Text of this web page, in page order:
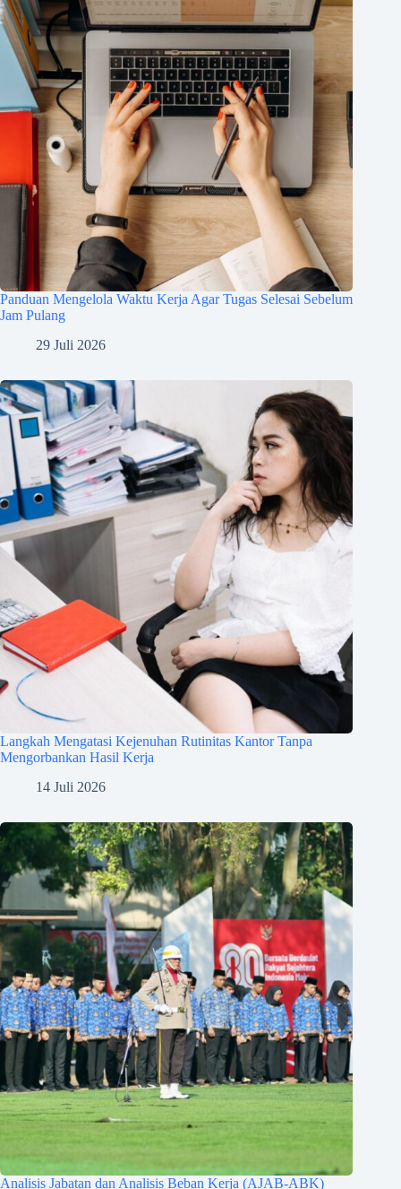
Panduan Mengelola Waktu Kerja Agar Tugas Selesai Sebelum
Jam Pulang
29 Juli 2026
Langkah Mengatasi Kejenuhan Rutinitas Kantor Tanpa
Mengorbankan Hasil Kerja
14 Juli 2026
Analisis Jabatan dan Analisis Beban Kerja (AJAB-ABK)